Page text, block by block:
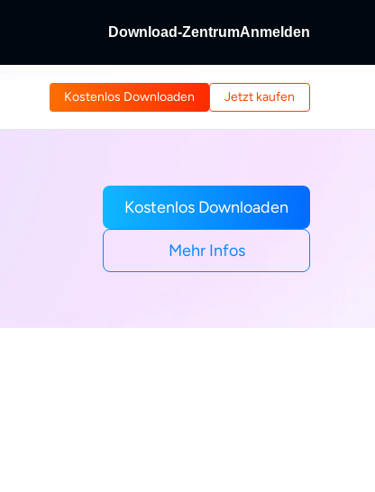
Download-ZentrumAnmelden
Kostenlos Downloaden Jetzt kaufen
Kostenlos Downloaden
Mehr Infos